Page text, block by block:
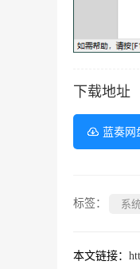
下载地址
蓝奏网
标签： 系
本文链接：